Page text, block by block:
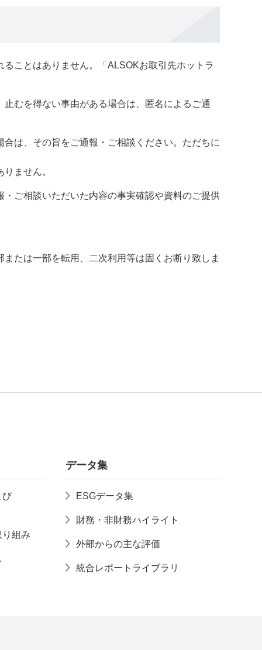
ことはありません。「ALSOKお取引先ホットラ
むを得ない事由がある場合は、匿名によるご通
は、その旨をご通報・ご相談ください。ただちに
ません。
ご相談いただいた内容の事実確認や資料のご提供
たは一部を転用、二次利用等は固くお断り致しま
び
組み
データ集
ESGデータ集
財務・非財務ハイライト
外部からの主な評価
統合レポートライブラリ